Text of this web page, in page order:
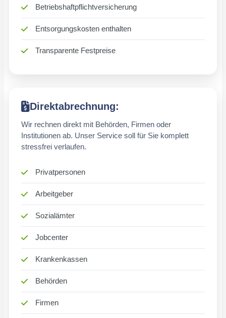
Betriebshaftpflichtversicherung
Entsorgungskosten enthalten
Transparente Festpreise
Direktabrechnung:
Wir rechnen direkt mit Behörden, Firmen oder
Institutionen ab. Unser Service soll für Sie komplett
stressfrei verlaufen.
Privatpersonen
Arbeitgeber
Sozialämter
Jobcenter
Krankenkassen
Behörden
Firmen